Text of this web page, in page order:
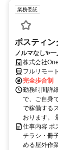
業務委託
ポスティン
ノルマなし✨一
株式会社
フルリモート
完全歩合制
勤務時間詳
で、ご自身
で稼働する
おります。
仕事内容 ポ
チラシ・冊
める屋外作